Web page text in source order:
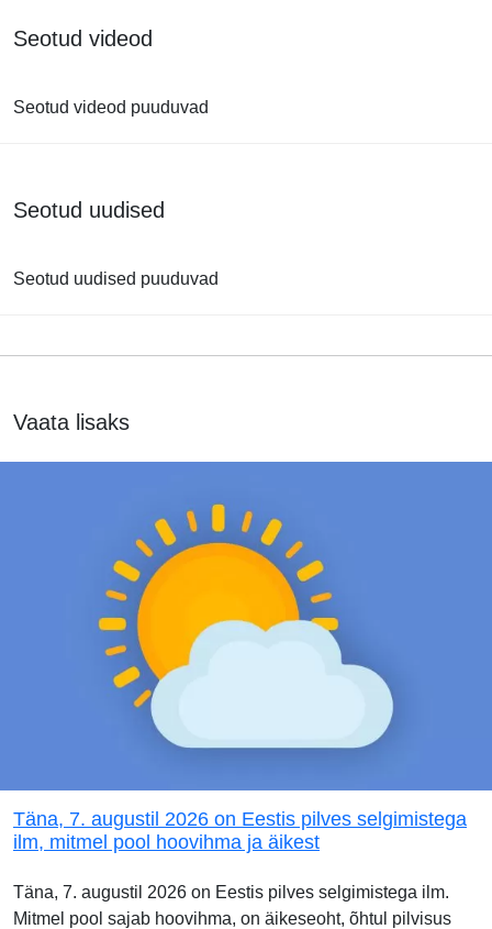
Seotud videod
Seotud videod puuduvad
Seotud uudised
Seotud uudised puuduvad
Vaata lisaks
Täna, 7. augustil 2026 on Eestis pilves selgimistega
ilm, mitmel pool hoovihma ja äikest
Täna, 7. augustil 2026 on Eestis pilves selgimistega ilm.
Mitmel pool sajab hoovihma, on äikeseoht, õhtul pilvisus